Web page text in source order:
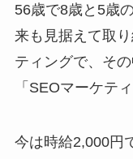
56歳で8歳と5歳
来も見据えて取
ティングで、そ
「SEOマーケテ
今は時給2,000円